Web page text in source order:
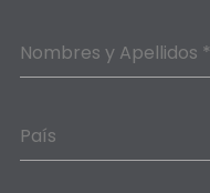
Nombres y Apellidos *
País